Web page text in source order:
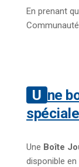
En prenant
Une boite et des Etudes
Une Boîte
disponible en